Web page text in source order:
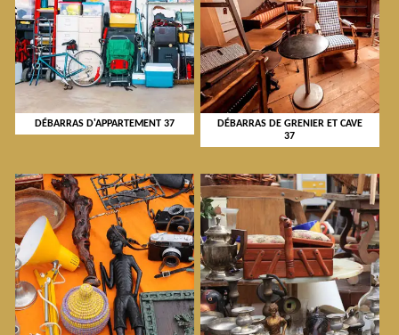
DÉBARRAS D'APPARTEMENT 37
DÉBARRAS DE GRENIER ET CAVE
37